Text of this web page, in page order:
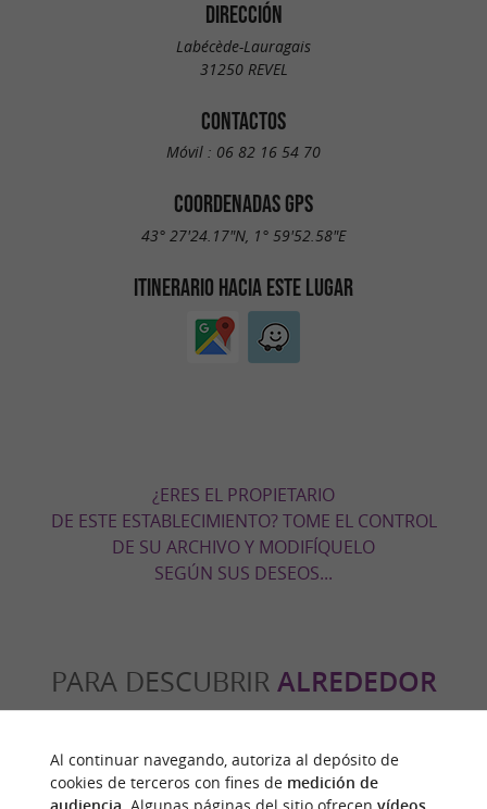
DIRECCIÓN
Labécède-Lauragais
31250 REVEL
CONTACTOS
Móvil : 06 82 16 54 70
COORDENADAS GPS
43° 27'24.17"N, 1° 59'52.58"E
ITINERARIO HACIA ESTE LUGAR
¿ERES EL PROPIETARIO
DE ESTE ESTABLECIMIENTO? TOME EL CONTROL
DE SU ARCHIVO Y MODIFÍQUELO
SEGÚN SUS DESEOS...
PARA DESCUBRIR ALREDEDOR
Al continuar navegando, autoriza al depósito de
cookies de terceros con fines de medición de
audiencia . Algunas páginas del sitio ofrecen vídeos